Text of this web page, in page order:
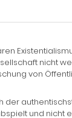
nicht
von
der
und nicht